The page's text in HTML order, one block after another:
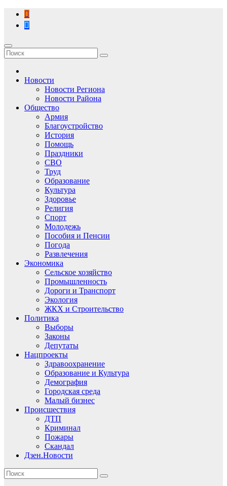
Перейти
содержимому
Новости
Новости Региона
Новости Района
Общество
Армия
Благоустройство
История
Помощь
Праздники
СВО
Труд
Образование
Культура
Здоровье
Религия
Спорт
Молодежь
Пособия и Пенсии
Погода
Развлечения
Экономика
Сельское хозяйство
Промышленность
Дороги и Транспорт
Экология
ЖКХ и Строительство
Политика
Выборы
Законы
Депутаты
Нацпроекты
Здравоохранение
Образование и Культура
Демография
Городская среда
Малый бизнес
Происшествия
ДТП
Криминал
Пожары
Скандал
Дзен.Новости